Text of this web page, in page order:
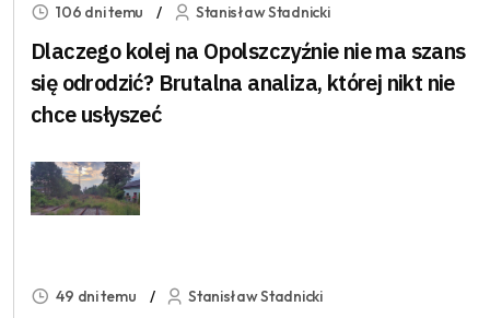
106 dni temu Stanisław Stadnicki
Dlaczego kolej na Opolszczyźnie nie ma szans
się odrodzić? Brutalna analiza, której nikt nie
chce usłyszeć
49 dni temu Stanisław Stadnicki